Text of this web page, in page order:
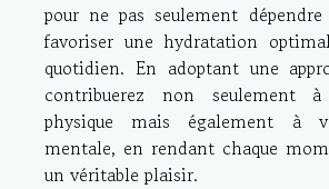
pour ne pas seulement
favoriser une hydratation
quotidien. En adoptant une
contribuerez non seulement
physique mais également à
mentale, en rendant chaque
un véritable plaisir.